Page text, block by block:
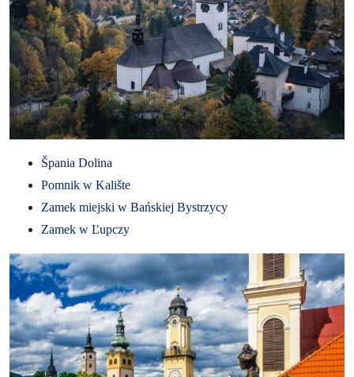
Špania Dolina
Pomnik w Kalište
Zamek miejski w Bańskiej Bystrzycy
Zamek w Ľupczy